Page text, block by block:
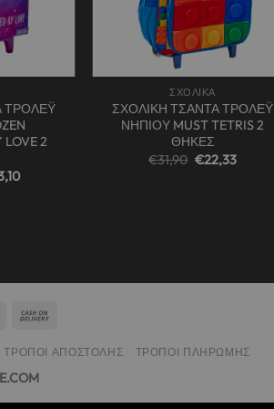
ΤΡΟΛΕΫ
LOVE 2
Η
ΣΧΟΛΙΚΑ
ΣΧΟΛΙΚΗ ΤΣΑΝΤΑ ΤΡΟΛΕΫ
ΝΗΠΙΟΥ MUST TETRIS 2
ΘΗΚΕΣ
€31,90 Original
price
€22,33Η
ΤΡΌΠΟΙ ΑΠΟΣΤΟΛΉΣ ΤΡΌΠΟΙ ΠΛΗΡΩΜΉΣ